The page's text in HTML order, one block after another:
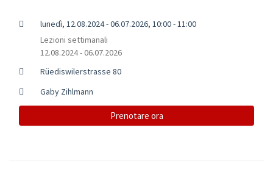
lunedì, 12.08.2024 - 06.07.2026, 10:00 - 11:00
Lezioni settimanali
12.08.2024 - 06.07.2026
Rüediswilerstrasse 80
Gaby Zihlmann
Prenotare ora